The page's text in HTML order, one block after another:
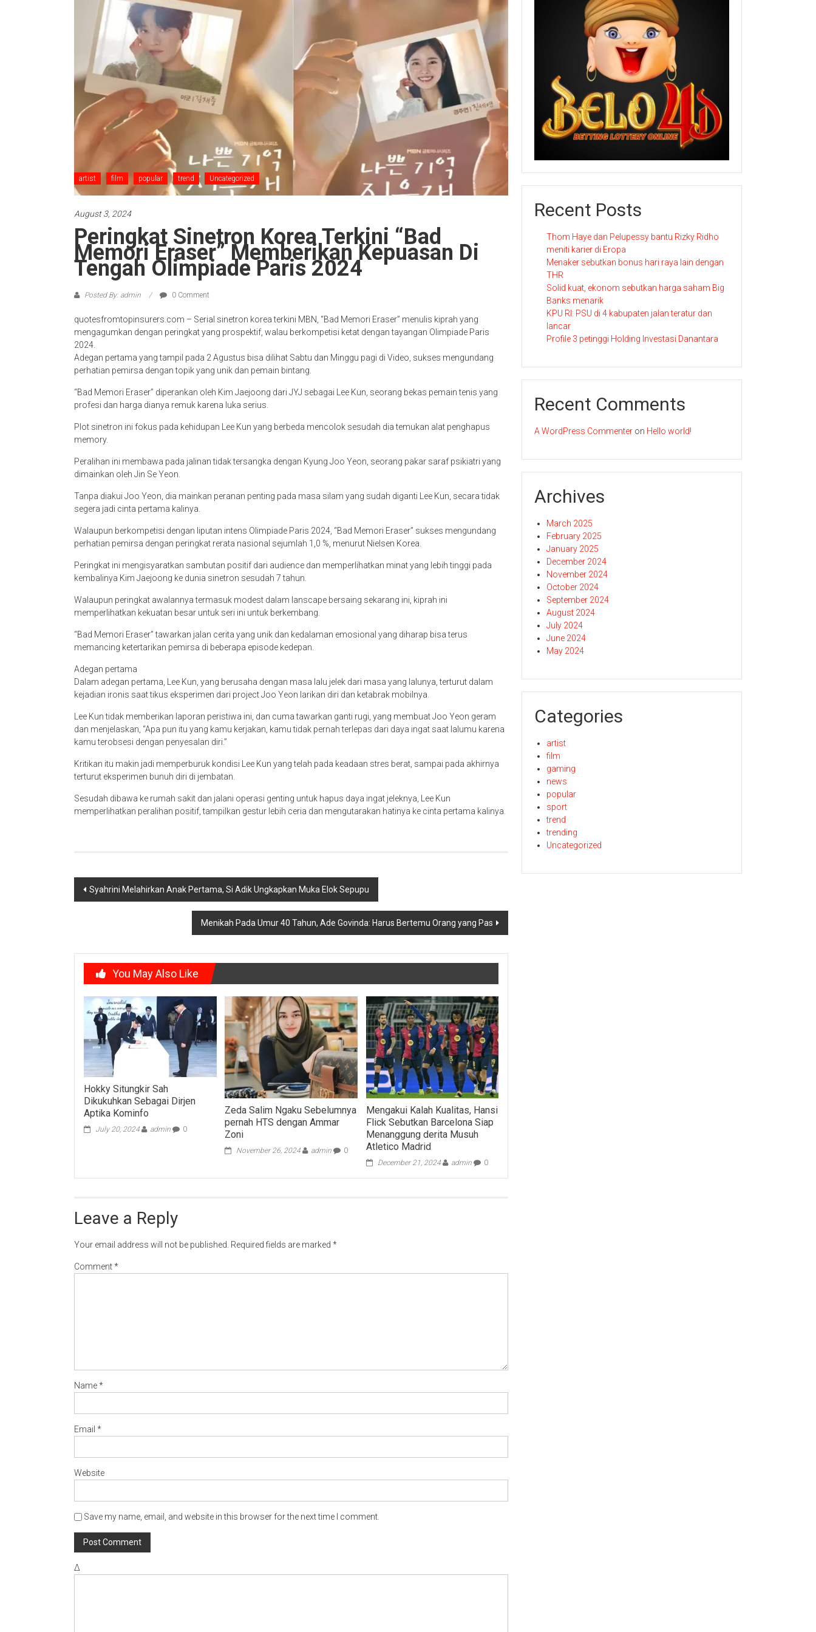
artist film popular trend Uncategorized
August 3, 2024
Peringkat Sinetron Korea Terkini “Bad
Memori Eraser” Memberikan Kepuasan Di
Tengah Olimpiade Paris 2024
Posted By: admin 0 Comment
quotesfromtopinsurers.com – Serial sinetron korea terkini MBN, “Bad Memori Eraser” menulis kiprah yang
mengagumkan dengan peringkat yang prospektif, walau berkompetisi ketat dengan tayangan Olimpiade Paris
2024.
Adegan pertama yang tampil pada 2 Agustus bisa dilihat Sabtu dan Minggu pagi di Video, sukses mengundang
perhatian pemirsa dengan topik yang unik dan pemain bintang.
“Bad Memori Eraser” diperankan oleh Kim Jaejoong dari JYJ sebagai Lee Kun, seorang bekas pemain tenis yang
profesi dan harga dianya remuk karena luka serius.
Plot sinetron ini fokus pada kehidupan Lee Kun yang berbeda mencolok sesudah dia temukan alat penghapus
memory.
Peralihan ini membawa pada jalinan tidak tersangka dengan Kyung Joo Yeon, seorang pakar saraf psikiatri yang
dimainkan oleh Jin Se Yeon.
Tanpa diakui Joo Yeon, dia mainkan peranan penting pada masa silam yang sudah diganti Lee Kun, secara tidak
segera jadi cinta pertama kalinya.
Walaupun berkompetisi dengan liputan intens Olimpiade Paris 2024, “Bad Memori Eraser” sukses mengundang
perhatian pemirsa dengan peringkat rerata nasional sejumlah 1,0 %, menurut Nielsen Korea.
Peringkat ini mengisyaratkan sambutan positif dari audience dan memperlihatkan minat yang lebih tinggi pada
kembalinya Kim Jaejoong ke dunia sinetron sesudah 7 tahun.
Walaupun peringkat awalannya termasuk modest dalam lanscape bersaing sekarang ini, kiprah ini
memperlihatkan kekuatan besar untuk seri ini untuk berkembang.
“Bad Memori Eraser” tawarkan jalan cerita yang unik dan kedalaman emosional yang diharap bisa terus
memancing ketertarikan pemirsa di beberapa episode kedepan.
Adegan pertama
Dalam adegan pertama, Lee Kun, yang berusaha dengan masa lalu jelek dari masa yang lalunya, terturut dalam
kejadian ironis saat tikus eksperimen dari project Joo Yeon larikan diri dan ketabrak mobilnya.
Lee Kun tidak memberikan laporan peristiwa ini, dan cuma tawarkan ganti rugi, yang membuat Joo Yeon geram
dan menjelaskan, “Apa pun itu yang kamu kerjakan, kamu tidak pernah terlepas dari daya ingat saat lalumu karena
kamu terobsesi dengan penyesalan diri.”
Kritikan itu makin jadi memperburuk kondisi Lee Kun yang telah pada keadaan stres berat, sampai pada akhirnya
terturut eksperimen bunuh diri di jembatan.
Sesudah dibawa ke rumah sakit dan jalani operasi genting untuk hapus daya ingat jeleknya, Lee Kun
memperlihatkan peralihan positif, tampilkan gestur lebih ceria dan mengutarakan hatinya ke cinta pertama kalinya.
Post
Syahrini Melahirkan Anak Pertama, Si Adik Ungkapkan Muka Elok Sepupu
Menikah Pada Umur 40 Tahun, Ade Govinda: Harus Bertemu Orang yang Pas
You May Also Like
Hokky Situngkir Sah
Dikukuhkan Sebagai Dirjen
Aptika Kominfo
July 20, 2024 admin 0
Zeda Salim Ngaku Sebelumnya
pernah HTS dengan Ammar
Zoni
November 26, 2024 admin 0
Mengakui Kalah Kualitas, Hansi
Flick Sebutkan Barcelona Siap
Menanggung derita Musuh
Atletico Madrid
December 21, 2024 admin 0
Leave a Reply
Your email address will not be published. Required fields are marked *
Comment*
Name*
Email *
Website
Save my name, email, and website in this browser for the next time I comment.
Δ
Recent Posts
Thom Haye dan Pelupessy bantu Rizky Ridho
meniti karier di Eropa
Menaker sebutkan bonus hari raya lain dengan
THR
Solid kuat, ekonom sebutkan harga saham Big
Banks menarik
KPU RI: PSU di 4 kabupaten jalan teratur dan
lancar
Profile 3 petinggi Holding Investasi Danantara
Recent Comments
A WordPress Commenter on Hello world!
Archives
March 2025
February 2025
January 2025
December 2024
November 2024
October 2024
September 2024
August 2024
July 2024
June 2024
May 2024
Categories
artist
film
gaming
news
popular
sport
trend
trending
Uncategorized